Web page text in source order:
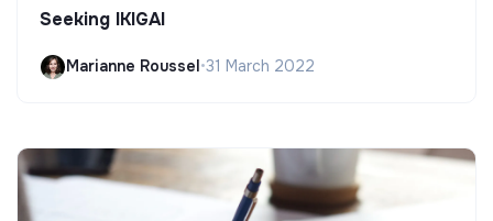
Seeking IKIGAI
Marianne Roussel •31 March 2022